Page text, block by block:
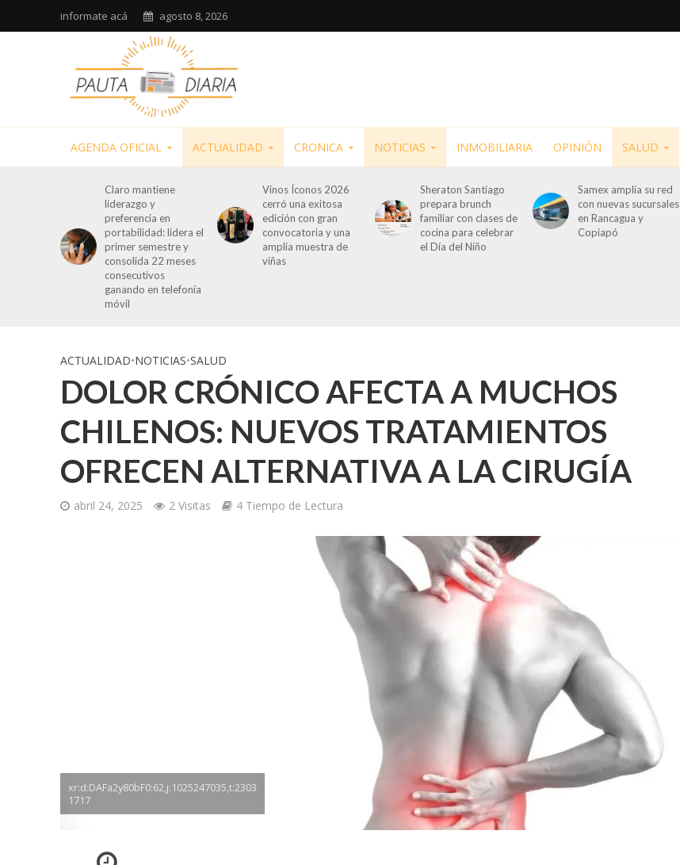
informate acá agosto 8, 2026
AGENDA OFICIAL ACTUALIDAD CRONICA NOTICIAS INMOBILIARIA OPINIÓN SALUD
Claro mantiene
liderazgo y
preferencia en
portabilidad: lidera el
primer semestre y
consolida 22 meses
consecutivos
ganando en telefonía
móvil
Vinos Íconos 2026
cerró una exitosa
edición con gran
convocatoria y una
amplia muestra de
viñas
Sheraton Santiago
prepara brunch
familiar con clases de
cocina para celebrar
el Día del Niño
Samex amplía su red
con nuevas sucursales
en Rancagua y
Copiapó
ACTUALIDAD•NOTICIAS•SALUD
DOLOR CRÓNICO AFECTA A MUCHOS
CHILENOS: NUEVOS TRATAMIENTOS
OFRECEN ALTERNATIVA A LA CIRUGÍA
abril 24, 2025 2 Visitas 4 Tiempo de Lectura
xr:d:DAFa2y80bF0:62,j:1025247035,t:2303
1717